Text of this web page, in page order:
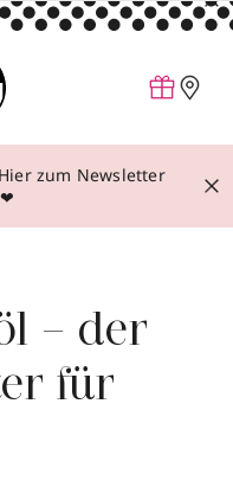
zum Newsletter
– der
für